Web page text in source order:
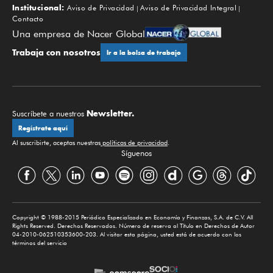
Institucional: Aviso de Privacidad
Aviso de Privacidad Integral
Contacto
Una empresa de Nacer Global
Trabaja con nosotros Ir a la bolsa de trabajo
Suscríbete a nuestros Newsletter.
Regístrate aquí
Al suscribirte, aceptas nuestras políticas de privacidad.
Síguenos
Copyright © 1988-2015 Periódico Especializado en Economía y Finanzas, S.A. de C.V. All
Rights Reserved. Derechos Reservados. Número de reserva al Título en Derechos de Autor
04-2010-062510353600-203. Al visitar esta página, usted está de acuerdo con los
términos del servicio